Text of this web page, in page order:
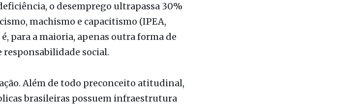
para a maioria, apenas outra forma de
social.
Além de todo preconceito atitudinal,
2023). Rampas faltam. Banheiros
táteis terminam abruptamente.